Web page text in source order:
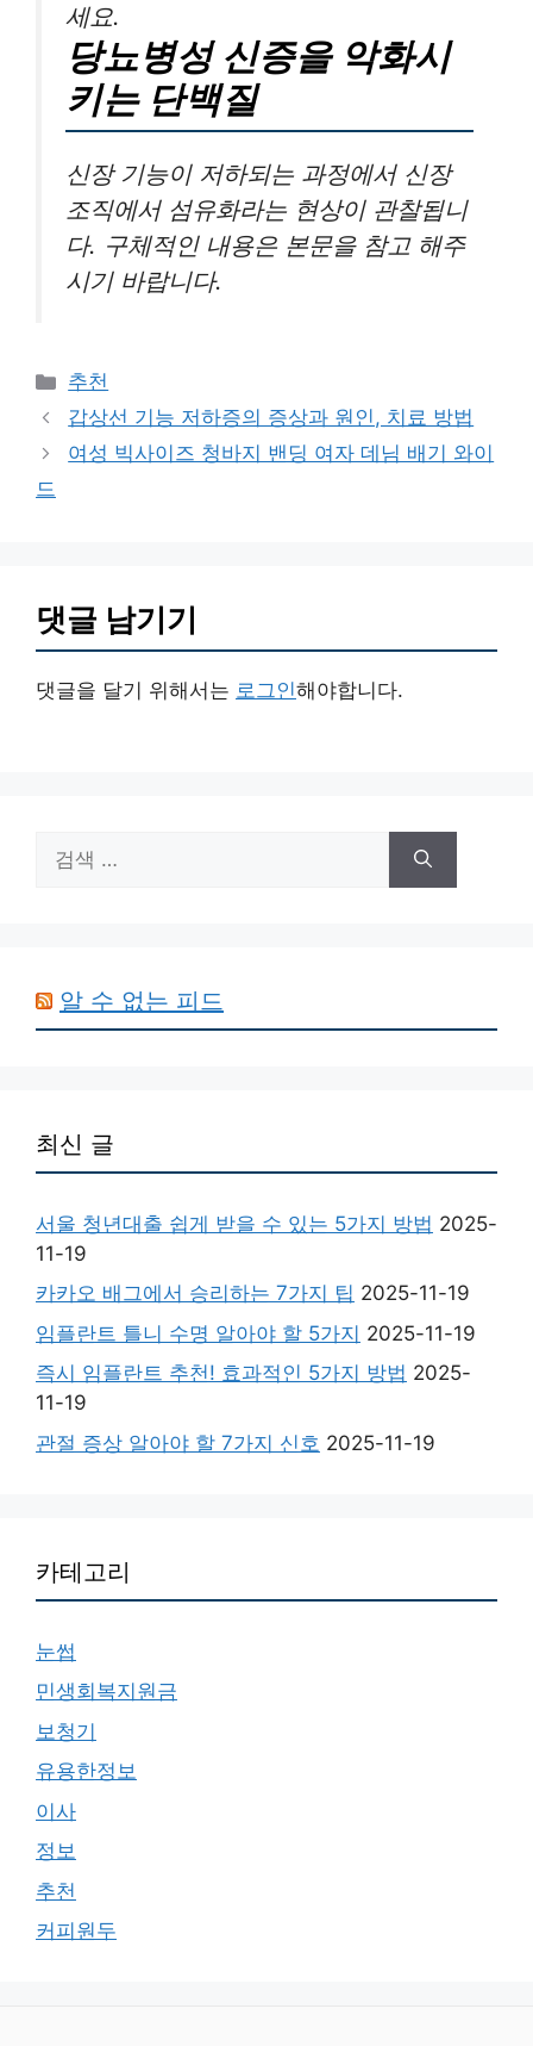
세요.
당뇨병성 신증을 악화시
키는 단백질
신장 기능이 저하되는 과정에서 신장
조직에서 섬유화라는 현상이 관찰됩니
다. 구체적인 내용은 본문을 참고 해주
시기 바랍니다.
카
테
리
추천
갑상선 기능 저하증의 증상과 원인, 치료 방법
여성 빅사이즈 청바지 밴딩 여자 데님 배기 와이
드
댓글 남기기
댓글을 달기 위해서는 로그인해야합니다.
색:
알 수 없는 피드
최신 글
서울 청년대출 쉽게 받을 수 있는 5가지 방법 2025-
11-19
카카오 배그에서 승리하는 7가지 팁 2025-11-19
임플란트 틀니 수명 알아야 할 5가지 2025-11-19
즉시 임플란트 추천! 효과적인 5가지 방법 2025-
11-19
관절 증상 알아야 할 7가지 신호 2025-11-19
카테고리
눈썹
민생회복지원금
보청기
유용한정보
이사
정보
추천
커피원두